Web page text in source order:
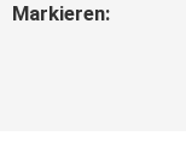
Markieren: